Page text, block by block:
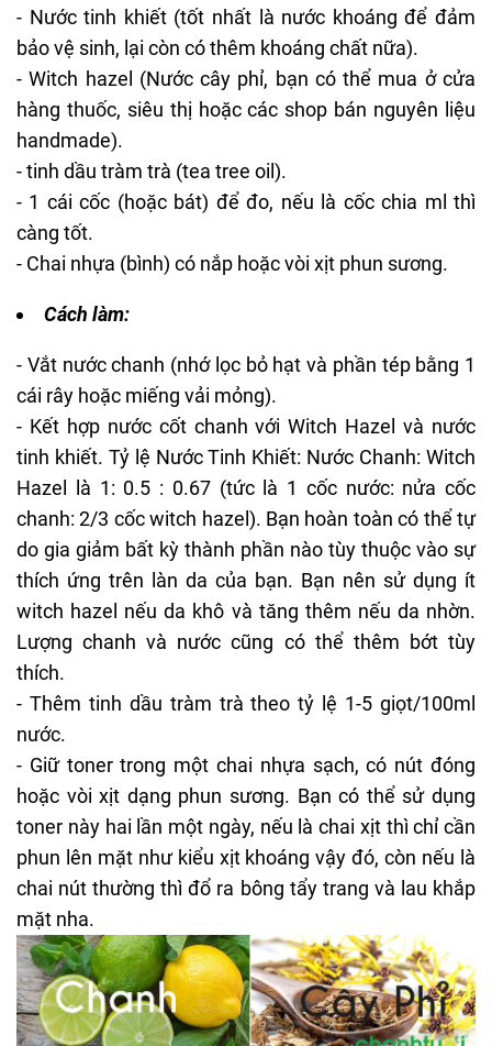
- Nước tinh khiết (tốt nhất là nước khoáng để đảm
bảo vệ sinh, lại còn có thêm khoáng chất nữa).
- Witch hazel (Nước cây phỉ, bạn có thể mua ở cửa
hàng thuốc, siêu thị hoặc các shop bán nguyên liệu
handmade).
- tinh dầu tràm trà (tea tree oil).
- 1 cái cốc (hoặc bát) để đo, nếu là cốc chia ml thì
càng tốt.
- Chai nhựa (bình) có nắp hoặc vòi xịt phun sương.
Cách làm:
- Vắt nước chanh (nhớ lọc bỏ hạt và phần tép bằng 1
cái rây hoặc miếng vải mỏng).
- Kết hợp nước cốt chanh với Witch Hazel và nước
tinh khiết. Tỷ lệ Nước Tinh Khiết: Nước Chanh: Witch
Hazel là 1: 0.5 : 0.67 (tức là 1 cốc nước: nửa cốc
chanh: 2/3 cốc witch hazel). Bạn hoàn toàn có thể tự
do gia giảm bất kỳ thành phần nào tùy thuộc vào sự
thích ứng trên làn da của bạn. Bạn nên sử dụng ít
witch hazel nếuda khô và tăng thêm nếu da nhờn.
Lượng chanh và nước cũng có thể thêm bớt tùy
thích.
- Thêm tinh dầu tràm trà theo tỷ lệ 1-5 giọt/100ml
nước.
- Giữ toner trong một chai nhựa sạch, có nút đóng
hoặc vòi xịt dạng phun sương. Bạn có thể sử dụng
toner này hai lần một ngày, nếu là chai xịt thì chỉ cần
phun lên mặt như kiểu xịt khoáng vậy đó, còn nếu là
chai nút thường thì đổ ra bông tẩy trang và lau khắp
mặt nha.